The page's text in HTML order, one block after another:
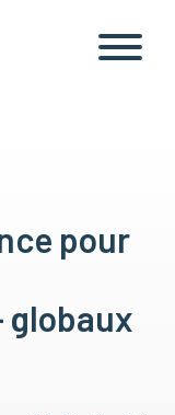
pour
globaux